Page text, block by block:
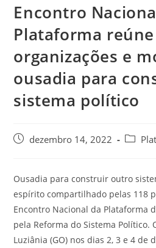
Encontro
Plataforma
organizações e
ousadia para
sistema político
dezembro 14, 2022
Ousadia para construir outro
espírito compartilhado pelas 118
Encontro Nacional da Plataforma
pela Reforma do Sistema Político.
Luziânia (GO) nos dias 2, 3 e 4 de